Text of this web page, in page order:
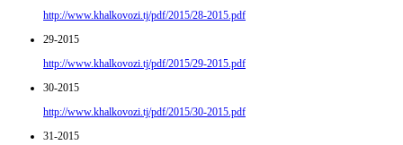
http://www.khalkovozi.tj/pdf/2015/28-2015.pdf
29-2015
http://www.khalkovozi.tj/pdf/2015/29-2015.pdf
30-2015
http://www.khalkovozi.tj/pdf/2015/30-2015.pdf
31-2015